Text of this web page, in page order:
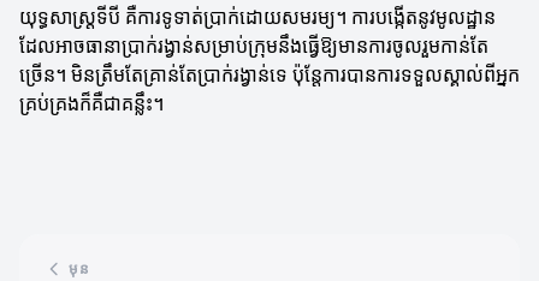
យុទ្ធសាស្រ្តទីបី គឺការទូទាត់ប្រាក់ដោយសមរម្យ។ ការបង្កើតនូវមូលដ្ឋាន
ដែលអាចធានាប្រាក់រង្វាន់សម្រាប់ក្រុមនឹងធ្វើឱ្យមានការចូលរួមកាន់តែ
ច្រើន។ មិនត្រឹមតែគ្រាន់តែប្រាក់រង្វាន់ទេ ប៉ុន្តែការបានការទទួលស្គាល់ពីអ្នក
គ្រប់គ្រងក៏គឺជាគន្លឹះ។
មុន